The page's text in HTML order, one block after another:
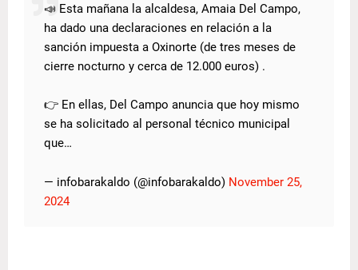
📣 Esta mañana la alcaldesa, Amaia Del Campo,
ha dado una declaraciones en relación a la
sanción impuesta a Oxinorte (de tres meses de
cierre nocturno y cerca de 12.000 euros) .
👉 En ellas, Del Campo anuncia que hoy mismo
se ha solicitado al personal técnico municipal
que…
— infobarakaldo (@infobarakaldo) November 25,
2024